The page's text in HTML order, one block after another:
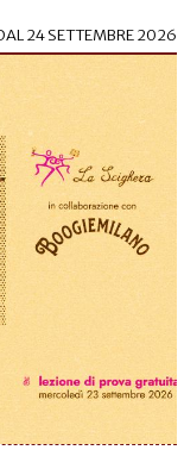
24 SETTEMBRE 2026